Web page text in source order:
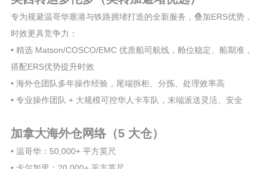
专为规避温哥华塞港与铁路拥堵打造的全新服务，叠加ERS优势，
时效更具竞争力：
• 精选 Matson/COSCO/EMC 优质船司航线，舱位稳定、船期准，
搭配ERS优势提升时效
• 海外仓团队多年操作经验，尾端拆柜、分拣、处理效率高
• 专业操作团队 + 大规模可控华人卡车队，末端派送灵活、安全
加拿大海外仓网络（5 大仓）
• 温哥华：50,000+ 平方英尺